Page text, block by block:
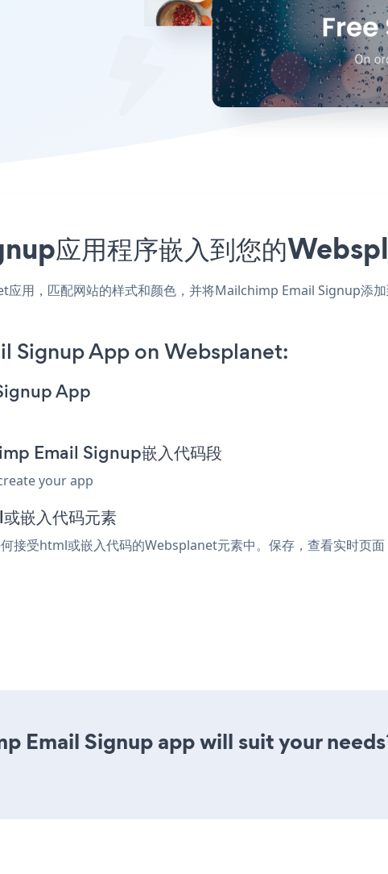
应用程序嵌入到您的
用，匹配网站的样式和颜色，并将Mailchimp Email Signup添
Signup App on Websplanet:
App
Email Signup嵌入代码段
your app
嵌入代码元素
接受html或嵌入代码的Websplanet元素中。保存，查看实时页
Email Signup app will suit your